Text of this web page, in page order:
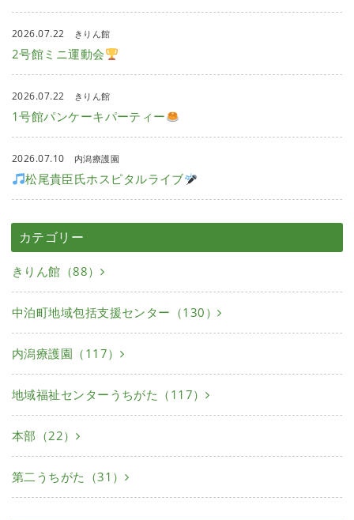
2026.07.22 きりん館
2号館ミニ運動会
2026.07.22 きりん館
1号館パンケーキパーティー
2026.07.10 内潟療護園
松尾貴臣氏ホスピタルライブ
カテゴリー
きりん館（88）
中泊町地域包括支援センター（130）
内潟療護園（117）
地域福祉センターうちがた（117）
本部（22）
第二うちがた（31）